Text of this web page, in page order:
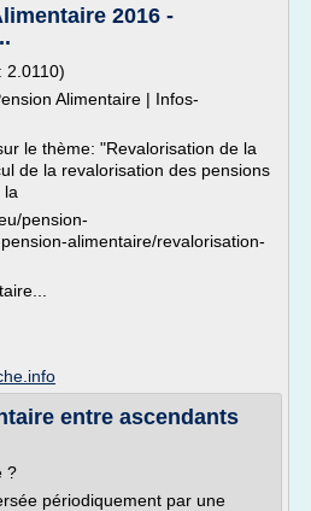
2016 -
2.0110)
Alimentaire | Infos-
le thème: "Revalorisation de la
de la revalorisation des pensions
la
pension-
alimentaire/revalorisation-
entre ascendants
?
périodiquement par une